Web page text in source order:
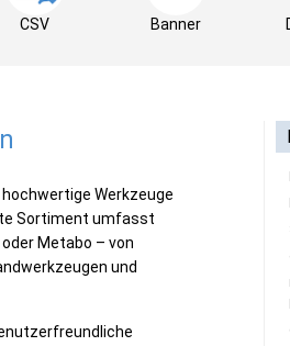
CSV Banner
Werkzeuge
Sortiment umfasst
Metabo – von
und